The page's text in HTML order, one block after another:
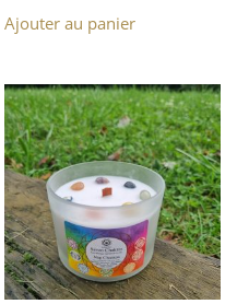
Ajouter au panier